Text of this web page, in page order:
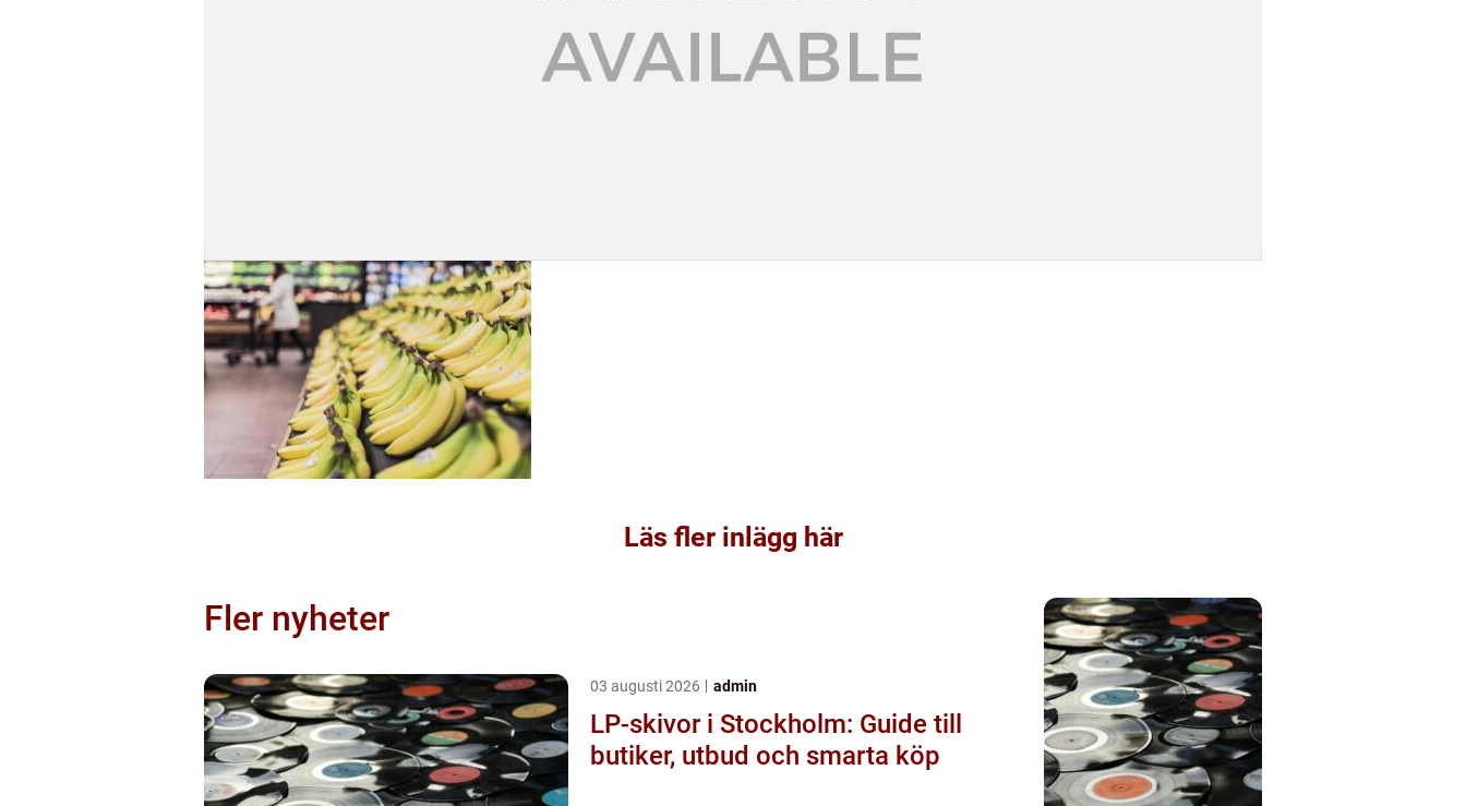
Läs fler inlägg här
Fler nyheter
03 augusti 2026 admin
LP-skivor i Stockholm: Guide till
butiker, utbud och smarta köp